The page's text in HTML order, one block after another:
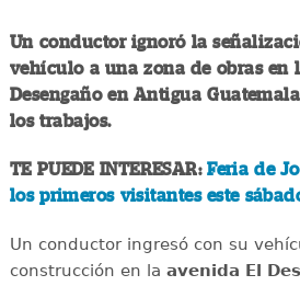
Un conductor ignoró la
vehículo a una zona de obras en
Desengaño en Antigua
los trabajos.
TE PUEDE INTERESAR:Feria de
los primeros visitantes este
Un conductor ingresó con su
construcción en la avenida El